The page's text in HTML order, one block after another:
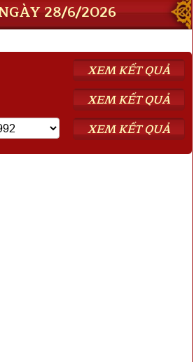
28/6/2026
XEM KẾT QUẢ
XEM KẾT QUẢ
XEM KẾT QUẢ